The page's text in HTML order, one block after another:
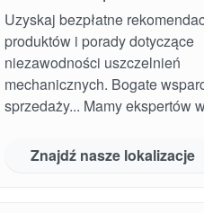
Uzyskaj bezpłatne
produktów i porady dotyczące
niezawodności uszczelnień
mechanicznych. Bogate
sprzedaży... Mamy ekspertów
Znajdź nasze lokalizacje